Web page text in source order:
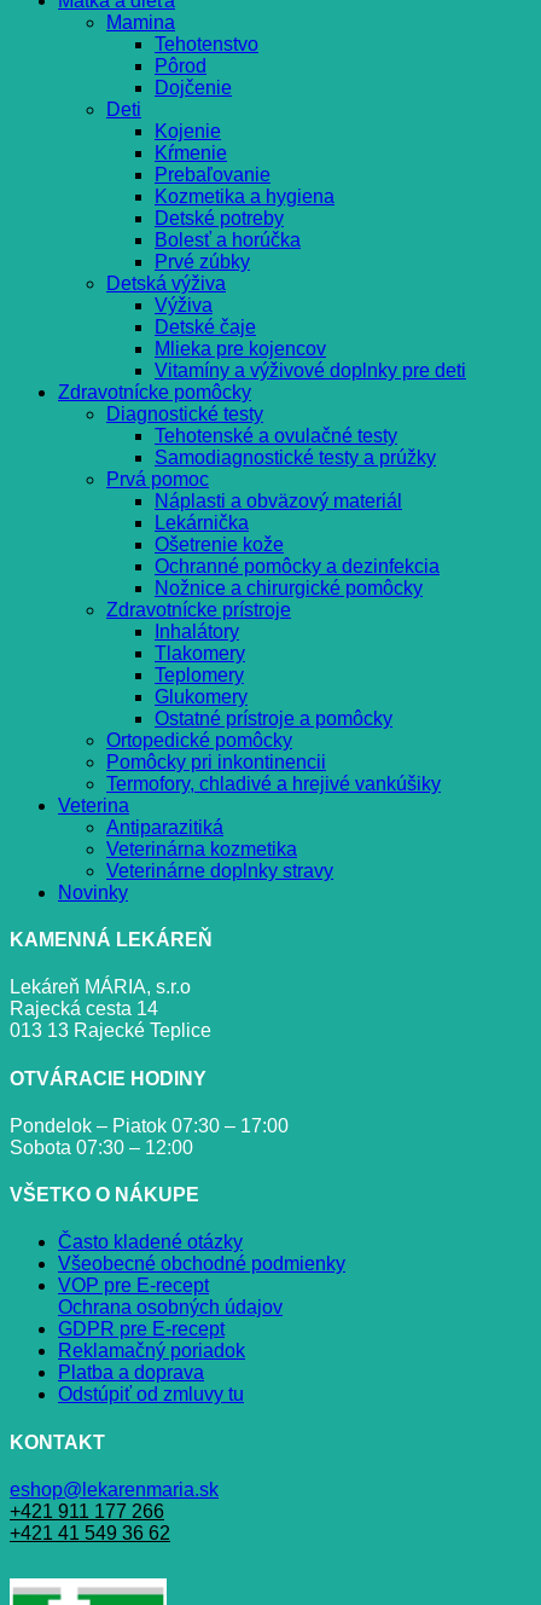
Mamina
Tehotenstvo
Pôrod
Dojčenie
Deti
Kojenie
Kŕmenie
Prebaľovanie
Kozmetika a hygiena
Detské potreby
Bolesť a horúčka
Prvé zúbky
Detská výživa
Výživa
Detské čaje
Mlieka pre kojencov
Vitamíny a výživové doplnky pre deti
Zdravotnícke pomôcky
Diagnostické testy
Tehotenské a ovulačné testy
Samodiagnostické testy a prúžky
Prvá pomoc
Náplasti a obväzový materiál
Lekárnička
Ošetrenie kože
Ochranné pomôcky a dezinfekcia
Nožnice a chirurgické pomôcky
Zdravotnícke prístroje
Inhalátory
Tlakomery
Teplomery
Glukomery
Ostatné prístroje a pomôcky
Ortopedické pomôcky
Pomôcky pri inkontinencii
Termofory, chladivé a hrejivé vankúšiky
Veterina
Antiparazitiká
Veterinárna kozmetika
Veterinárne doplnky stravy
Novinky
KAMENNÁ LEKÁREŇ
Lekáreň MÁRIA, s.r.o
Rajecká cesta 14
013 13 Rajecké Teplice
OTVÁRACIE HODINY
Pondelok – Piatok 07:30 – 17:00
Sobota 07:30 – 12:00
VŠETKO O NÁKUPE
Často kladené otázky
Všeobecné obchodné podmienky
VOP pre E-recept
Ochrana osobných údajov
GDPR pre E-recept
Reklamačný poriadok
Platba a doprava
Odstúpiť od zmluvy tu
KONTAKT
eshop@lekarenmaria.sk
+421 911 177 266
+421 41 549 36 62